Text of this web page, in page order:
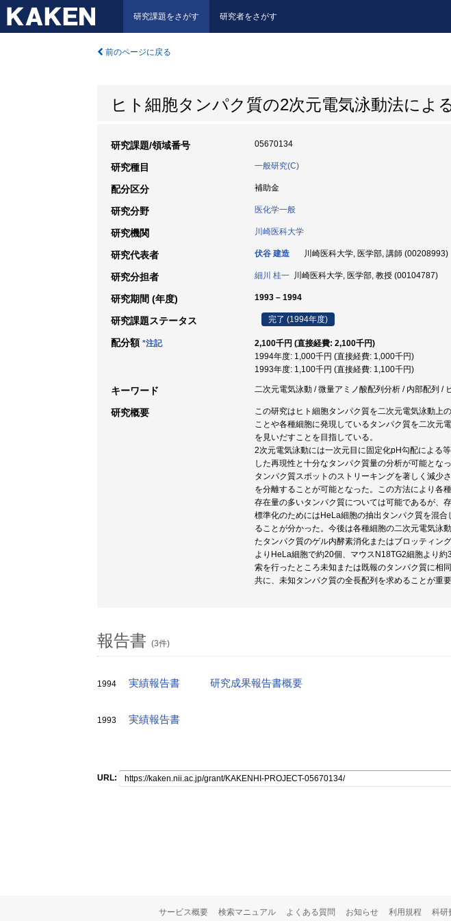
研究課題をさがす 研究者をさがす
前のページに戻る
ヒト細胞タンパク質の2次元電気泳動法によ
研究課題/領域番号 05670134
研究種目 一般研究(C)
配分区分 補助金
研究分野 医化学一般
研究機関 川崎医科大学
研究代表者 伏谷 建造 川崎医科大学, 医学部, 講師 (00208993)
研究分担者 細川 桂一 川崎医科大学, 医学部, 教授 (00104787)
研究期間 (年度) 1993 – 1994
研究課題ステータス 完了 (1994年度)
配分額 *注記
2,100千円 (直接経費: 2,100千円)
1994年度: 1,000千円 (直接経費: 1,000千円)
1993年度: 1,100千円 (直接経費: 1,100千円)
キーワード 二次元電気泳動 / 微量アミノ酸配列分析 / 内部配列 /
研究概要
この研究はヒト細胞タンパク質を二次元電気泳動上
ことや各種細胞に発現しているタンパク質を二次元
を見いだすことを目指している。
2次元電気泳動には一次元目に固定化pH勾配による
した再現性と十分なタンパク質量の分析が可能とな
タンパク質スポットのストリーキングを著しく減少
を分離することが可能となった。この方法により各
存在量の多いタンパク質については可能であるが、
標準化のためにはHeLa細胞の抽出タンパク質を混
ることが分かった。今後は各種細胞の二次元電気泳
たタンパク質のゲル内酵素消化またはブロッティン
よりHeLa細胞で約20個、マウスN18TG2細胞より
索を行ったところ未知または既報のタンパク質に相
共に、未知タンパク質の全長配列を求めることが重要
報告書 (3件)
1994 実績報告書 研究成果報告書概要
1993 実績報告書
URL:
サービス概要 検索マニュアル よくある質問 お知らせ 利用規程 科研